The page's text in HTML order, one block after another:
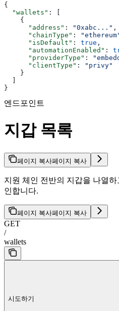
{
  "wallets"
: [
    {
      "address"
: "0xabc..." ,
      "chainType"
:
      "isDefault"
: true ,
      "automationEnabled"
:
      "providerType"
:
      "clientType"
:
"privy"
    }
}
엔드포인트
지갑 목록
페이지 복사페이지 복사
지원 체인 전반의 지갑을 나열
인합니다.
페이지 복사페이지 복사
GET
/
wallets
시도하기